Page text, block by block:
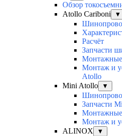
Обзор
Atollo Cariboni
▼
Расчёт
Запчасти
Монтажные
Монтаж и
Atollo
Mini Atollo
▼
Запчасти
Монтажные
Монтаж и
ALINOX
▼